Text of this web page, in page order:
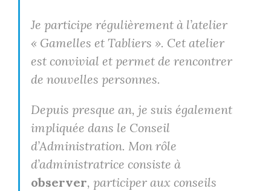
Je participe régulièrement à l’atelier
« Gamelles et Tabliers ». Cet atelier
est convivial et permet de rencontrer
de nouvelles personnes.
Depuis presque an, je suis également
impliquée dans le Conseil
d’Administration. Mon rôle
d’administratrice consiste à
observer, participer aux conseils